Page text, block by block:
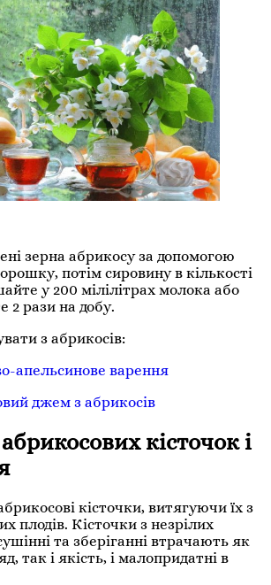
зерна абрикосу за допомогою
потім сировину в кількості
у 200 мілілітрах молока або
рази на добу.
з абрикосів:
апельсинове варення
джем з абрикосів
кісточок і
кісточки, витягуючи їх з
плодів. Кісточки з незрілих
та зберіганні втрачають як
так і якість, і малопридатні в